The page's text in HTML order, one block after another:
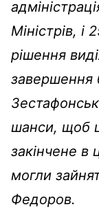
Міністрів,
рішення
завершення
шанси, щоб
закінчене в
могли
Федоров.